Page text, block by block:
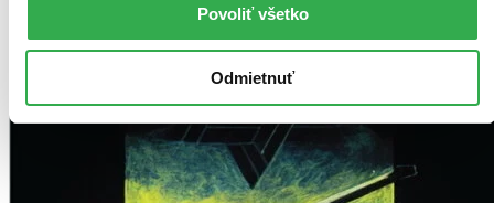
Povoliť všetko
Odmietnuť